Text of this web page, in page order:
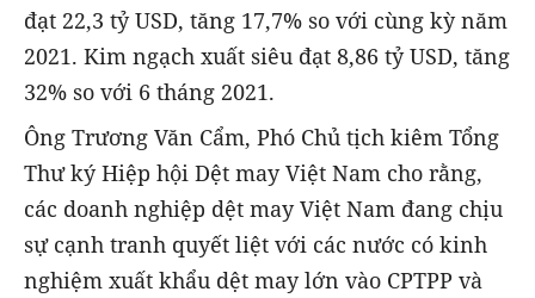
đạt 22,3 tỷ USD, tăng 17,7% so với cùng kỳ năm
2021. Kim ngạch xuất siêu đạt 8,86 tỷ USD, tăng
32% so với 6 tháng 2021.
Ông Trương Văn Cẩm, Phó Chủ tịch kiêm Tổng
Thư ký Hiệp hội Dệt may Việt Nam cho rằng,
các doanh nghiệp dệt may Việt Nam đang chịu
sự cạnh tranh quyết liệt với các nước có kinh
nghiệm xuất khẩu dệt may lớn vào CPTPP và